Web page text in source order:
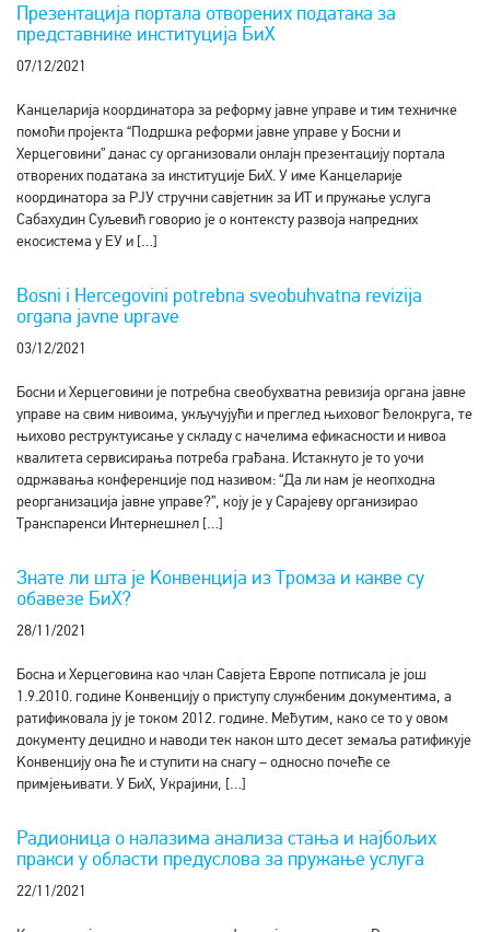
Презентација портала отворених података за
представнике институција БиХ
07/12/2021
Kанцеларија координатора за реформу јавне управе и тим техничке
помоћи пројекта “Подршка реформи јавне управе у Босни и
Херцеговини” данас су организовали онлајн презентацију портала
отворених података за институције БиХ. У име Kанцеларије
координатора за РЈУ стручни савјетник за ИТ и пружање услуга
Сабахудин Суљевић говорио је о контексту развоја напредних
екосистема у ЕУ и […]
Bosni i Hercegovini potrebna sveobuhvatna revizija
organa javne uprave
03/12/2021
Босни и Херцеговини је потребна свеобухватна ревизија органа јавне
управе на свим нивоима, укључујући и преглед њиховог ђелокруга, те
њихово реструктуисање у складу с начелима ефикасности и нивоа
квалитета сервисирања потреба грађана. Истакнуто је то уочи
одржавања конференције под називом: “Да ли нам је неопходна
реорганизација јавне управе?”, коју је у Сарајеву организирао
Транспаренси Интернешнел […]
Знате ли шта је Kонвенција из Тромза и какве су
обавезе БиХ?
28/11/2021
Босна и Херцеговина као члан Савјета Европе потписала је још
1.9.2010. године Kонвенцију о приступу службеним документима, а
ратификовала ју је током 2012. године. Међутим, како се то у овом
документу децидно и наводи тек након што десет земаља ратификује
Kонвенцију она ће и ступити на снагу – односно почеће се
примјењивати. У БиХ, Украјини, […]
Радионица о налазима анализа стања и најбољих
пракси у области предуслова за пружање услуга
22/11/2021